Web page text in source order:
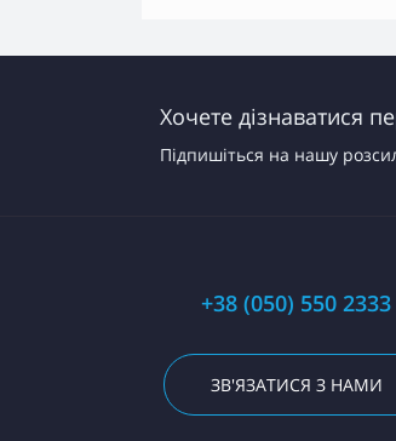
Хочете дізнаватися
Підпишіться на нашу
+38 (050) 550 2333
ЗВ'ЯЗАТИСЯ З НАМИ